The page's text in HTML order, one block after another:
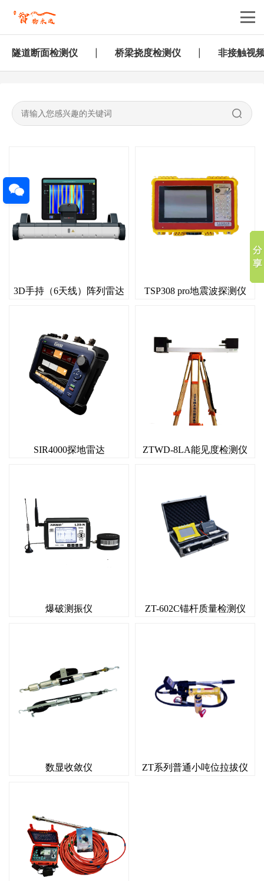
隧道断面检测仪 桥梁挠度检测仪 非接触视
3D手持（6天线）阵列雷达 TSP308 pro地震波探测仪
SIR4000探地雷达 ZTWD-8LA能见度检测仪
爆破测振仪 ZT-602C锚杆质量检测仪
数显收敛仪 ZT系列普通小吨位拉拔仪